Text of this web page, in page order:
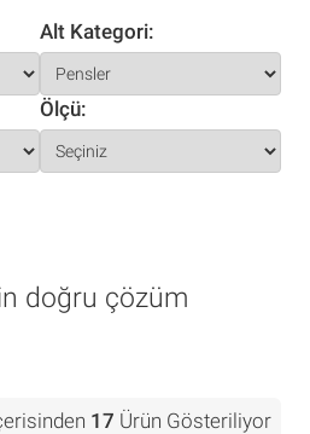
Alt Kategori:
Ölçü:
doğru çözüm
17 Ürün Gösteriliyor